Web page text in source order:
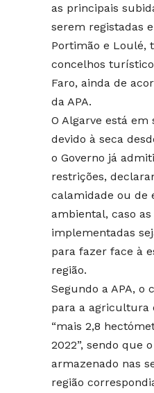
as principais
serem registadas
Portimão e Loulé,
concelhos
Faro, ainda de
da APA.
O Algarve está
devido à seca
o Governo já
restrições,
calamidade ou de
ambiental, caso
implementadas
para fazer face à
região.
Segundo a APA, o
para a agricultura
“mais 2,8
2022”, sendo que
armazenado nas
região